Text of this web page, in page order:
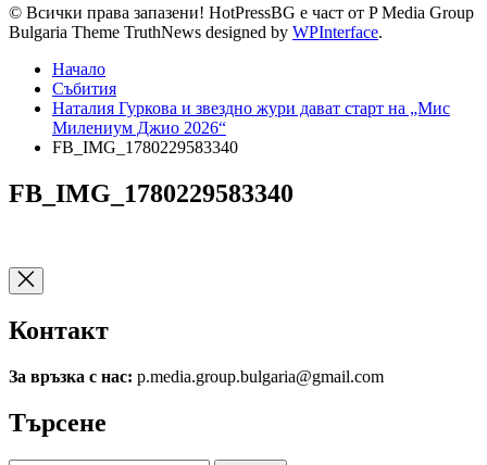
© Всички права запазени! HotPressBG е част от P Media Group
Bulgaria Theme TruthNews designed by WPInterface.
Начало
Събития
Наталия Гуркова и звездно жури дават старт на „Мис
Милениум Джио 2026“
FB_IMG_1780229583340
FB_IMG_1780229583340
Контакт
За връзка с нас: p.media.group.bulgaria@gmail.com
Търсене